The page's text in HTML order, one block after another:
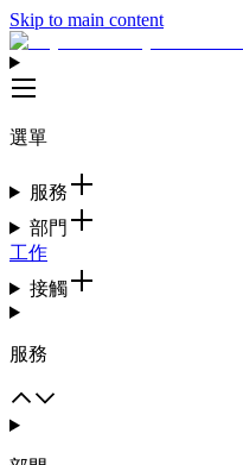
Skip to main content
選單
服務
部門
工作
接觸
服務